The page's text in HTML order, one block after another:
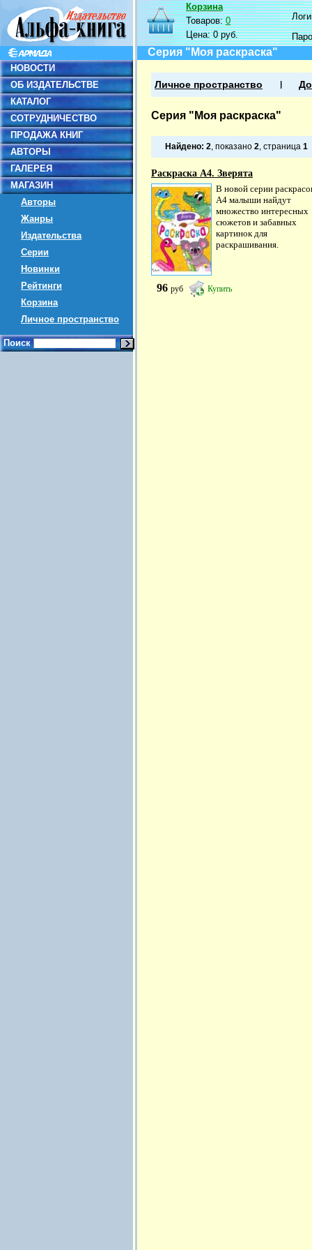
НОВОСТИ
ОБ ИЗДАТЕЛЬСТВЕ
КАТАЛОГ
СОТРУДНИЧЕСТВО
ПРОДАЖА КНИГ
АВТОРЫ
ГАЛЕРЕЯ
МАГАЗИН
Авторы
Жанры
Издательства
Серии
Новинки
Рейтинги
Корзина
Личное пространство
Поиск
Корзина
Товаров:0
Цена:0 руб.
Серия "Моя раскраска"
Личное пространство
Серия "Моя раскраска"
Найдено: 2, показано 2, страница 1
Раскраска А4. Зверята
В новой серии
А4 малыши найдут
множество интересных
сюжетов и забавных
картинок для
раскрашивания.
96 руб Купить